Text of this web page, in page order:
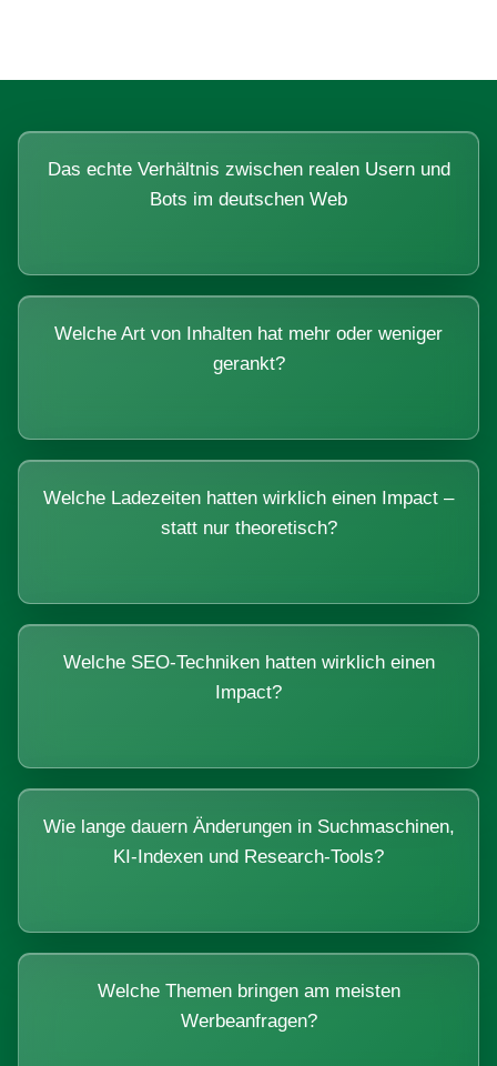
Das echte Verhältnis zwischen realen Usern und
Bots im deutschen Web
Welche Art von Inhalten hat mehr oder weniger
gerankt?
Welche Ladezeiten hatten wirklich einen Impact –
statt nur theoretisch?
Welche SEO-Techniken hatten wirklich einen
Impact?
Wie lange dauern Änderungen in Suchmaschinen,
KI-Indexen und Research-Tools?
Welche Themen bringen am meisten
Werbeanfragen?